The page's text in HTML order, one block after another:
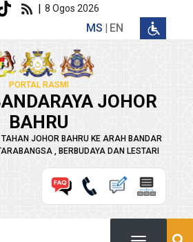
| 8 Ogos 2026
MS EN
PORTAL RASMI
JOHOR
BAHRU
TAHAN JOHOR BAHRU KE ARAH BANDAR
, BERBUDAYA DAN LESTARI